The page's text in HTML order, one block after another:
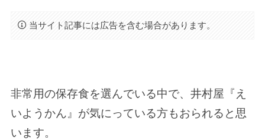
当サイト記事には広告を含む場合があります。
非常用の保存食を選んでいる中で、井村屋『え
いようかん』が気にっている方もおられると思
います。